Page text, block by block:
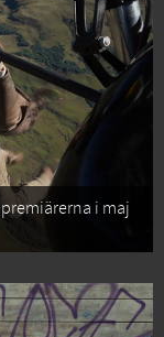
i maj